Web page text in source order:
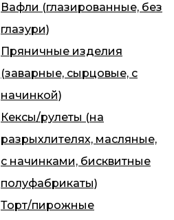
Вафли (глазированные, без
глазури)
Пряничные изделия
(заварные, сырцовые, с
начинкой)
Кексы/рулеты (на
разрыхлителях, масляные,
с начинками, бисквитные
полуфабрикаты)
Торт/пирожные